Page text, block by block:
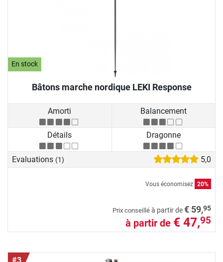
En stock
Bâtons marche nordique LEKI Response
Amorti Balancement
Détails Dragonne
Evaluations (1) 5,0
Vous économisez 20%
Prix conseillé à partir de€ 59,95
à partir de € 47,95